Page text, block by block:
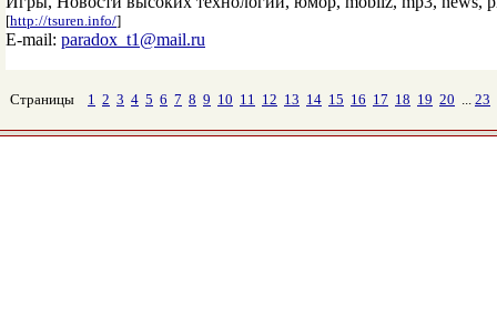
[http://tsuren.info/]
E-mail: paradox_t1@mail.ru
Страницы 1 2 3 4 5 6 7 8 9 10 11 12 13 14 15 16 17 18 19 20 ... 23